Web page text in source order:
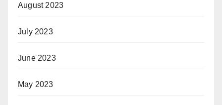
August 2023
July 2023
June 2023
May 2023